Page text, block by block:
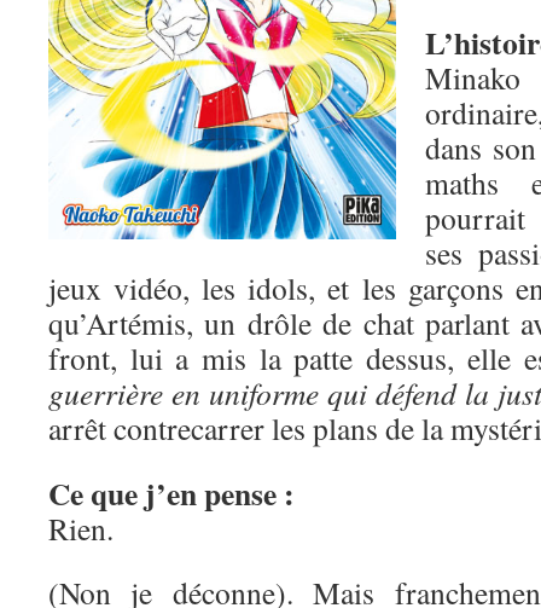
Minako
dans
maths
pourrait
ses
jeux vidéo, les idols, et les garçons
qu’Artémis, un drôle de chat parlant
front, lui a mis la patte dessus, elle
guerrière en uniforme qui défend la
arrêt contrecarrer les plans de la
Ce que j’en pense :
Rien.
(Non je déconne). Mais